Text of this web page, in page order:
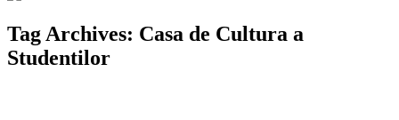
Tag Archives: Casa de Cultura a
Studentilor